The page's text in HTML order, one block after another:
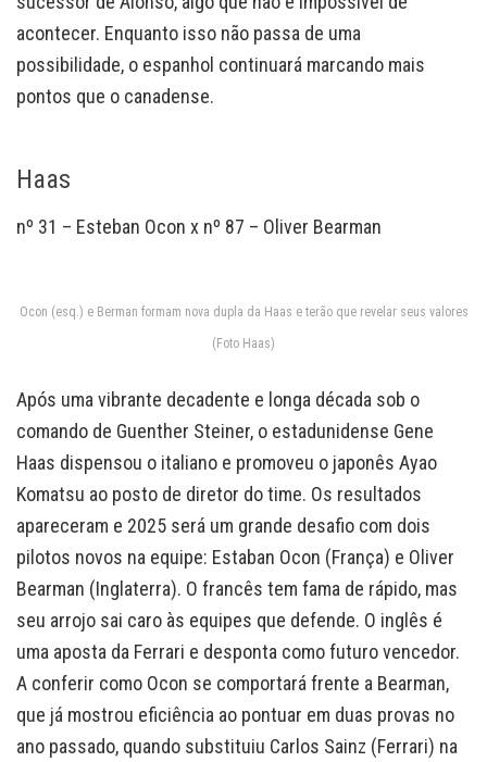
acontecer. Enquanto isso não passa de uma
possibilidade, o espanhol continuará marcando mais
pontos que o canadense.
Haas
nº 31 – Esteban Ocon x nº 87 – Oliver Bearman
Ocon (esq.) e Berman formam nova dupla da Haas e terão que revelar seus valores
(Foto Haas)
Após uma vibrante decadente e longa década sob o
comando de Guenther Steiner, o estadunidense Gene
Haas dispensou o italiano e promoveu o japonês Ayao
Komatsu ao posto de diretor do time. Os resultados
apareceram e 2025 será um grande desafio com dois
pilotos novos na equipe: Estaban Ocon (França) e Oliver
Bearman (Inglaterra). O francês tem fama de rápido, mas
seu arrojo sai caro às equipes que defende. O inglês é
uma aposta da Ferrari e desponta como futuro vencedor.
A conferir como Ocon se comportará frente a Bearman,
que já mostrou eficiência ao pontuar em duas provas no
ano passado, quando substituiu Carlos Sainz (Ferrari) na